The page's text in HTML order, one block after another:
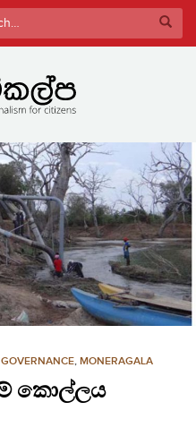
GOVERNANCE, MONERAGALA
කොල්ලය